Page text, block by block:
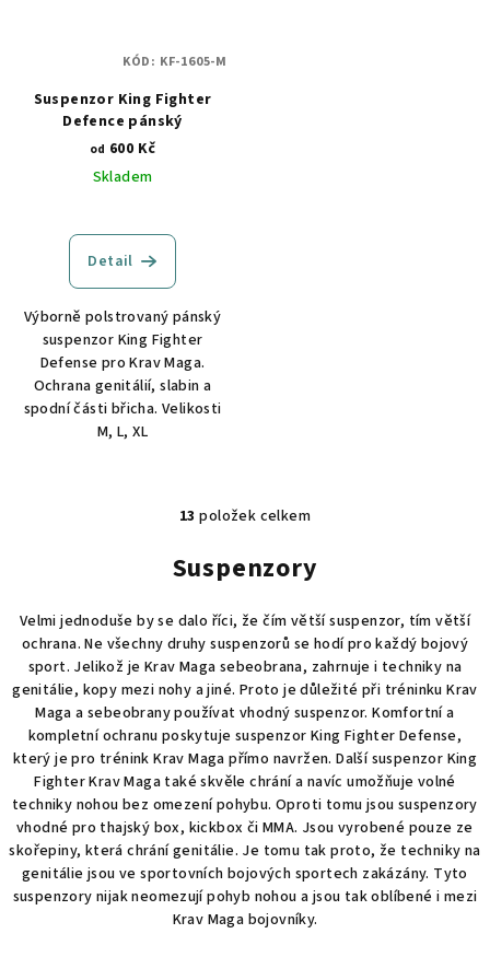
Suspenzor King Fighter
Defence pánský
od 600 Kč
Skladem
Detail
Výborně polstrovaný pánský
suspenzor King Fighter
Defense pro Krav Maga.
Ochrana genitálií, slabin a
spodní části břicha. Velikosti
M, L, XL
KÓD: KF-1605-M
O
l
d
a
c
í
p
r
v
k
y
v
ý
p
i
13 položek celkem
Suspenzory
Velmi jednoduše by se dalo říci, že čím větší suspenzor, tím větší
ochrana. Ne všechny druhy suspenzorů se hodí pro každý bojový
sport. Jelikož je Krav Maga sebeobrana, zahrnuje i techniky na
genitálie, kopy mezi nohy a jiné. Proto je důležité při tréninku Krav
Maga a sebeobrany používat vhodný suspenzor. Komfortní a
kompletní ochranu poskytuje suspenzor King Fighter Defense,
který je pro trénink Krav Maga přímo navržen. Další suspenzor King
Fighter Krav Maga také skvěle chrání a navíc umožňuje volné
techniky nohou bez omezení pohybu. Oproti tomu jsou suspenzory
vhodné pro thajský box, kickbox či MMA. Jsou vyrobené pouze ze
skořepiny, která chrání genitálie. Je tomu tak proto, že techniky na
genitálie jsou ve sportovních bojových sportech zakázány. Tyto
suspenzory nijak neomezují pohyb nohou a jsou tak oblíbené i mezi
Krav Maga bojovníky.